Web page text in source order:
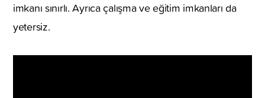
imkanı sınırlı. Ayrıca çalışma ve eğitim imkanları da
yetersiz.